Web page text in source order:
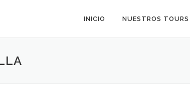
INICIO NUESTROS TOURS